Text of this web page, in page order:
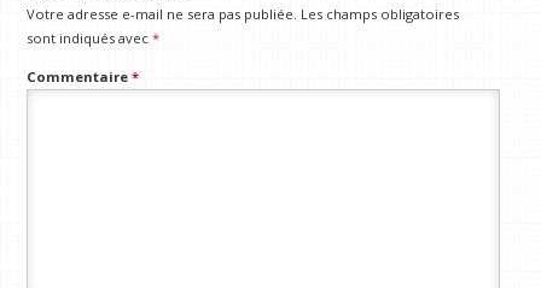
Votre adresse e-mail ne sera pas publiée. Les champs obligatoires
sont indiqués avec*
Commentaire*